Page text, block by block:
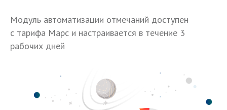
Модуль автоматизации отмечаний доступен
с тарифа Марс и настраивается в течение 3
рабочих дней